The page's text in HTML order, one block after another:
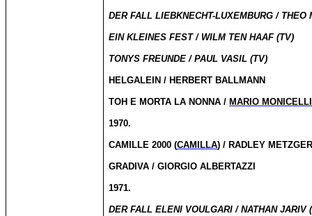
DER FALL LIEBKNECHT-LUXEMBURG / THEO
EIN KLEINES FEST / WILM TEN HAAF (TV)
TONYS FREUNDE / PAUL VASIL (TV)
HELGALEIN / HERBERT BALLMANN
TOH E MORTA LA NONNA / MARIO MONICELLI
1970.
CAMILLE 2000 (CAMILLA) / RADLEY
GRADIVA / GIORGIO ALBERTAZZI
1971.
DER FALL ELENI VOULGARI / NATHAN JARIV